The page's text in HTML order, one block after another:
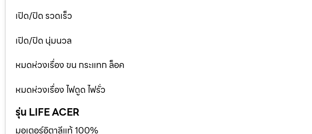
เปิด/ปิด รวดเร็ว
เปิด/ปิด นุ่มนวล
หมดห่วงเรื่อง ขน กระแทก ล็อค
หมดห่วงเรื่อง ไฟดูด ไฟรั่ว
รุ่น LIFE ACER
มอเตอร์อิตาลีแท้ 100%